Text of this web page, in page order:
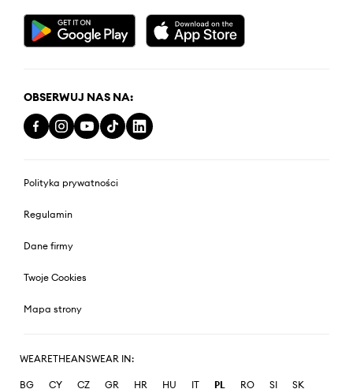
OBSERWUJ NAS NA:
Polityka prywatności
Regulamin
Dane firmy
Twoje Cookies
Mapa strony
WEARETHEANSWEAR IN:
BG CY CZ GR HR HU IT PL RO SI SK